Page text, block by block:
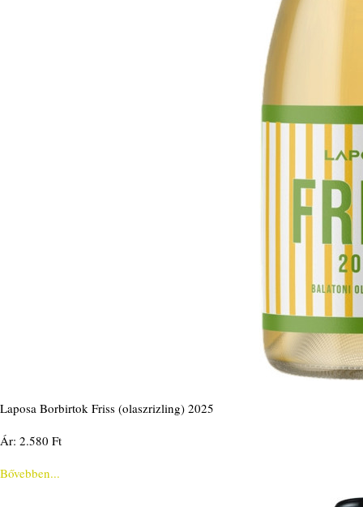
Laposa Borbirtok Friss (olaszrizling) 2025
Ár: 2.580 Ft
Bővebben...